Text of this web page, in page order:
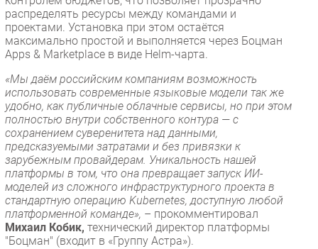
распределять ресурсы между командами и
проектами. Установка при этом остаётся
максимально простой и выполняется через Боцман
Apps & Marketplace в виде Helm-чарта.
«Мы даём российским компаниям возможность
использовать современные языковые модели так же
удобно, как публичные облачные сервисы, но при этом
полностью внутри собственного контура — с
сохранением суверенитета над данными,
предсказуемыми затратами и без привязки к
зарубежным провайдерам. Уникальность нашей
платформы в том, что она превращает запуск ИИ-
моделей из сложного инфраструктурного проекта в
стандартную операцию Kubernetes, доступную любой
платформенной команде», – прокомментировал
Михаил Кобик, технический директор платформы
"Боцман" (входит в «Группу Астра»).